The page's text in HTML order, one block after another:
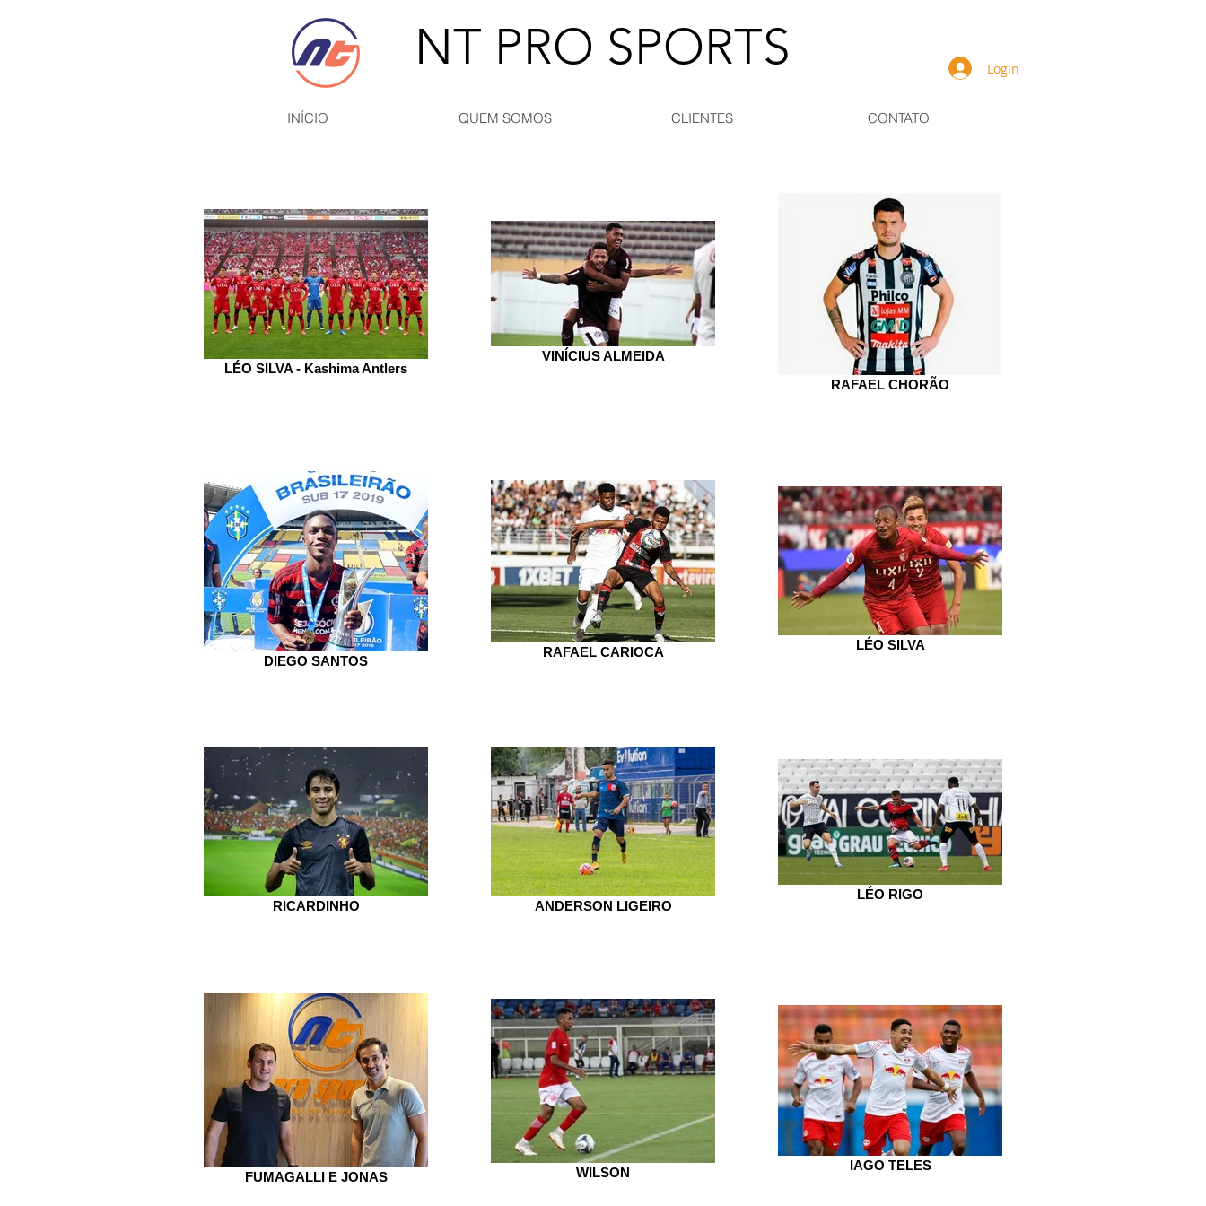
NT PRO SPORTS Login
INÍCIO QUEM SOMOS CLIENTES CONTATO
LÉO SILVA - Kashima Antlers
VINÍCIUS ALMEIDA
RAFAEL CHORÃO
DIEGO SANTOS
RAFAEL CARIOCA LÉO SILVA
RICARDINHO ANDERSON LIGEIRO
LÉO RIGO
FUMAGALLI E JONAS WILSON IAGO TELES